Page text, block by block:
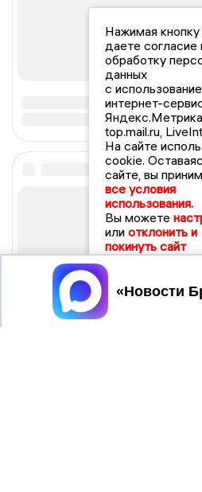
Нажимая
даете согласие
обработку
данных
с
интернет-
top.mail.ru,
На сайте
cookie.
сайте, вы
все условия
использования.
Вы можете
или отклонить и
покинуть сайт
Принять